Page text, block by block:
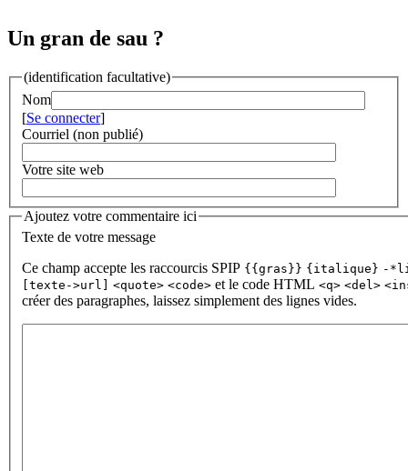
Un gran de sau ?
(identification facultative)
Nom
[Se connecter]
Courriel (non publié)
Votre site web
Ajoutez votre commentaire ici
Texte de votre message
Ce champ accepte les raccourcis SPIP {{gras}} {italique} -
[texte->url]
<quote> <code> et le code HTML <q> <del>
créer des paragraphes, laissez simplement des lignes vides.